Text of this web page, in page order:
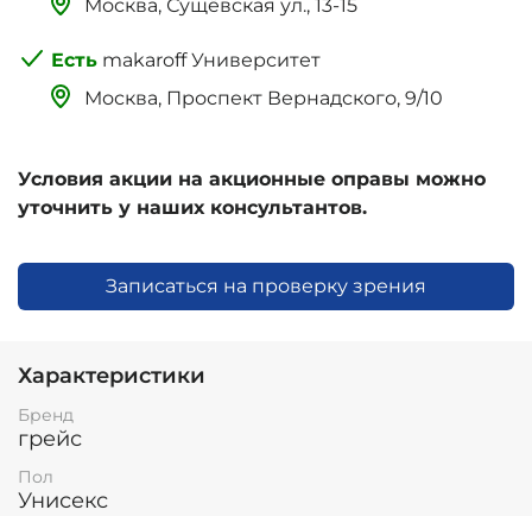
Москва, Сущёвская ул., 13-15
makaroff Университет
Москва, Проспект Вернадского, 9/10
Условия акции на акционные оправы можно
уточнить у наших консультантов.
Записаться на проверку зрения
Характеристики
Бренд
грейс
Пол
Унисекс